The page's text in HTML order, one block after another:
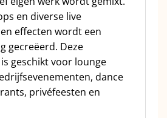
en diverse live
effecten wordt een
gecreëerd. Deze
geschikt voor lounge
dance
privéfeesten en